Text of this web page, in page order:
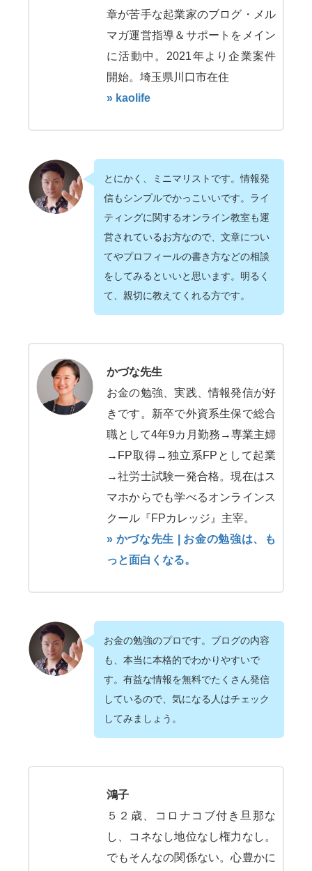
章が苦手な起業家のブログ・メル
マガ運営指導＆サポートをメイン
に活動中。2021年より企業案件
開始。埼玉県川口市在住
» kaolife
とにかく、ミニマリストです。情報発
信もシンプルでかっこいいです。ライ
ティングに関するオンライン教室も運
営されているお方なので、文章につい
てやプロフィールの書き方などの相談
をしてみるといいと思います。明るく
て、親切に教えてくれる方です。
かづな先生
お金の勉強、実践、情報発信が好
きです。新卒で外資系生保で総合
職として4年9カ月勤務→専業主婦
→FP取得→独立系FPとして起業
→社労士試験一発合格。現在はス
マホからでも学べるオンラインス
クール『FPカレッジ』主宰。
» かづな先生 | お金の勉強は、も
っと面白くなる。
お金の勉強のプロです。ブログの内容
も、本当に本格的でわかりやすいで
す。有益な情報を無料でたくさん発信
しているので、気になる人はチェック
してみましょう。
鴻子
５２歳、コロナコブ付き旦那な
し、コネなし地位なし権力なし。
でもそんなの関係ない。心豊かに